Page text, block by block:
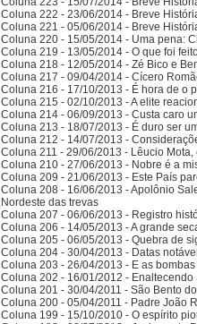
Coluna 222 - 23/06/2014 - Breve
Coluna 221 - 05/06/2014 - Breve
Coluna 220 - 15/05/2014 - Uma pena:
Coluna 219 - 13/05/2014 - O que foi
Coluna 218 - 12/05/2014 - Zé Bico e
Coluna 217 - 09/04/2014 - Cícero
Coluna 216 - 17/10/2013 - É hora de o
Coluna 215 - 02/10/2013 - A elite
Coluna 214 - 06/09/2013 - Custa caro
Coluna 213 - 18/07/2013 - É duro ser
Coluna 212 - 14/07/2013 -
Coluna 211 - 29/06/2013 - Lêucio
Coluna 210 - 27/06/2013 - Nobre é a
Coluna 209 - 21/06/2013 - Este País
Coluna 208 - 16/06/2013 - Apolônio
Nordeste das trevas
Coluna 207 - 06/06/2013 - Registro
Coluna 206 - 14/05/2013 - A grande
Coluna 205 - 06/05/2013 - Quebra de
Coluna 204 - 30/04/2013 - Datas
Coluna 203 - 26/04/2013 - E as
Coluna 202 - 16/01/2012 -
Coluna 201 - 30/04/2011 - São Bento
Coluna 200 - 05/04/2011 - Padre João
Coluna 199 - 15/10/2010 - O espírito